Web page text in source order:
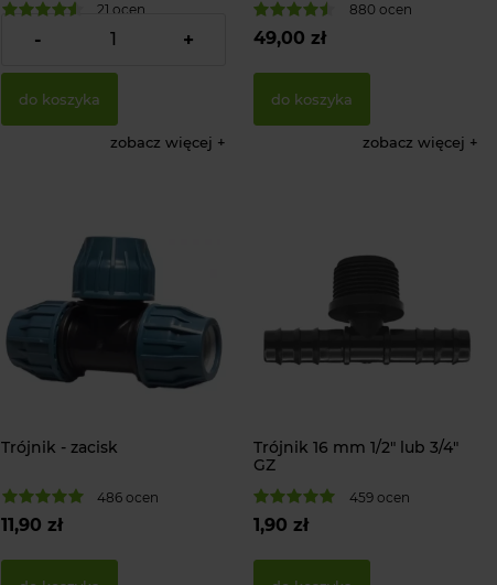
21 ocen
x 1,7 mm
11 ocen
59,90 zł
21 ocen
1,30 zł
- +
do koszyka
zobacz więcej
880 ocen
49,00 zł
do koszyka
zobacz więcej
Trójnik - zacisk
486 ocen
11,90 zł
Trójnik 16 mm 1/2" lub 3/4"
GZ
459 ocen
1,90 zł